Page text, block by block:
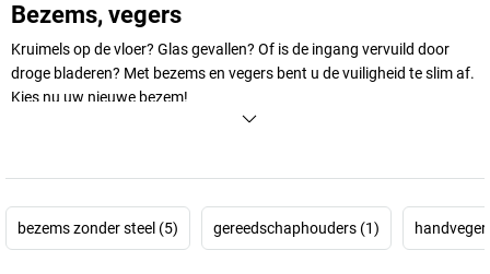
Bezems, vegers
Kruimels op de vloer? Glas gevallen? Of is de ingang vervuild door
droge bladeren? Met bezems en vegers bent u de vuiligheid te slim af.
Kies nu uw nieuwe bezem!
bezems zonder steel (5) gereedschaphouders (1)